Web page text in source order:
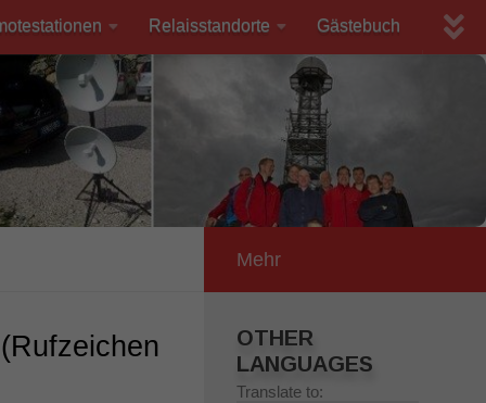
Relaisstandorte Gästebuch
Mehr
OTHER
LANGUAGES
Translate to: